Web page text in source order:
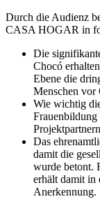
Durch die Audienz
CASA HOGAR in
Die
Chocó
Ebene die
Menschen
Wie wichtig
Das
damit die
wurde betont.
erhält damit in
Anerkennung.